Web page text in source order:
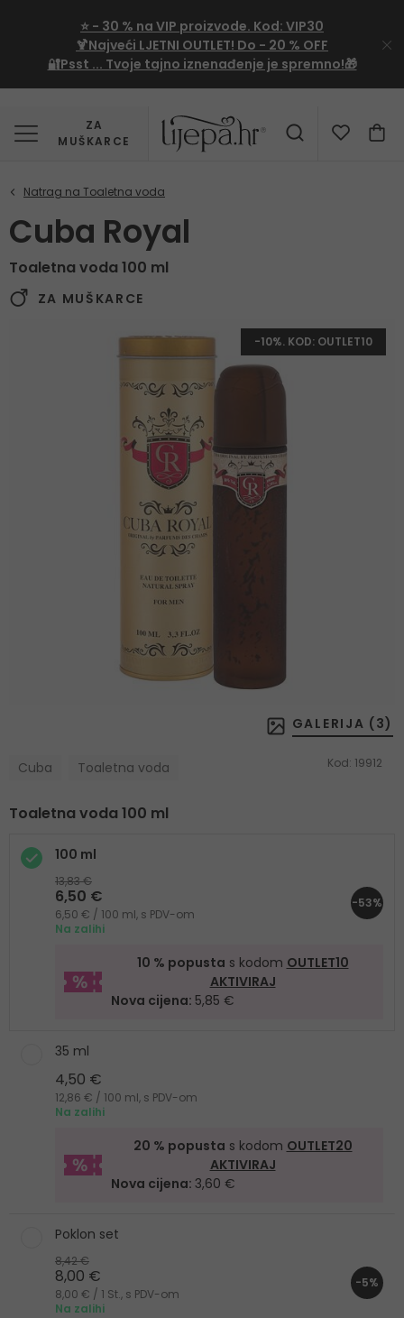
⭐ - 30 % na VIP proizvode. Kod: VIP30
🍹Najveći LJETNI OUTLET! Do - 20 % OFF
🔐Psst ... Tvoje tajno iznenađenje je spremno!🎁
ZA
MUŠKARCE
Cuba Royal
Toaletna voda 100 ml
ZA MUŠKARCE
-10%. KOD: OUTLET10
GALERIJA ( 3)
Cuba Toaletna voda Kod: 19912
Toaletna voda 100 ml
100 ml
13,83 €
6,50 €
6,50 € / 100 ml, s PDV-om
Na zalihi
-53%
10 % popusta s kodom OUTLET10
AKTIVIRAJ
Nova cijena: 5,85 €
35 ml
4,50 €
12,86 € / 100 ml, s PDV-om
Na zalihi
20 % popusta s kodom OUTLET20
AKTIVIRAJ
Nova cijena: 3,60 €
Poklon set
8,42 €
8,00 €
8,00 € / 1 St., s PDV-om
Na zalihi
-5%